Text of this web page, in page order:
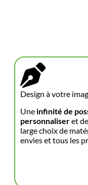
Design à votre
Une infinité de
personnaliseret
large choix de
envies et tous les